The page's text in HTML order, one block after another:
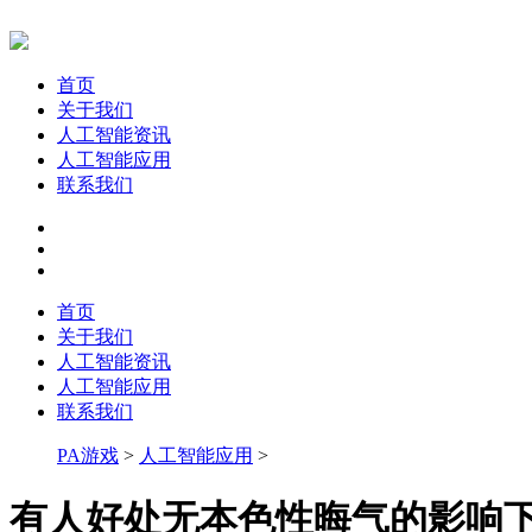
首页
关于我们
人工智能资讯
人工智能应用
联系我们
首页
关于我们
人工智能资讯
人工智能应用
联系我们
PA游戏 > 人工智能应用 >
有人好处无本色性晦气的影响